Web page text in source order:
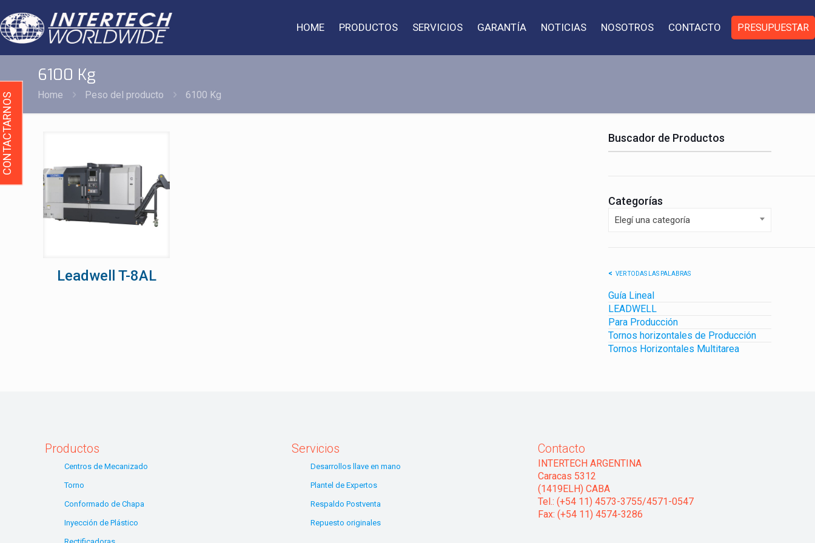
HOME PRODUCTOS SERVICIOS GARANTÍA NOTICIAS NOSOTROS CONTACTO PRESUPUESTAR
6100 Kg
Home Peso del producto 6100 Kg
Leadwell T-8AL
Buscador de Productos
Categorías
Elegí una categoría
VER TODAS LAS PALABRAS
Guía Lineal
LEADWELL
Para Producción
Tornos horizontales de Producción
Tornos Horizontales Multitarea
Productos
Centros de Mecanizado
Torno
Conformado de Chapa
Inyección de Plástico
Servicios
Desarrollos llave en mano
Plantel de Expertos
Respaldo Postventa
Repuesto originales
Contacto
INTERTECH ARGENTINA
Caracas 5312
(1419ELH) CABA
Tel.: (+54 11) 4573-3755/4571-0547
Fax: (+54 11) 4574-3286
CONTACTARNOS